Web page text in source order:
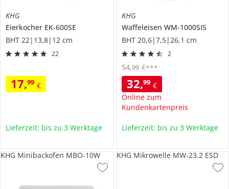
KHG
Eierkocher EK-600SE
BHT 22|13,8|12 cm
22
17,99 €
Lieferzeit: bis zu 3 Werktage
KHG
Waffeleisen WM-1000SIS
BHT 20,6|7,5|26,1 cm
2
32,99 €
Online zum
Kundenkartenpreis
54,99 €***
Lieferzeit: bis zu 3 Werktage
KHG Minibackofen MBO-10W KHG Mikrowelle MW-23.2 ESD